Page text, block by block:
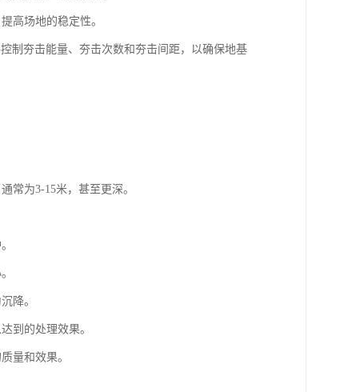
高场地的稳定性。
制夯击能量、夯击次数和夯击间距，以确保地基
常为3-15米，甚至更深。
降。
到的处理效果。
量和效果。